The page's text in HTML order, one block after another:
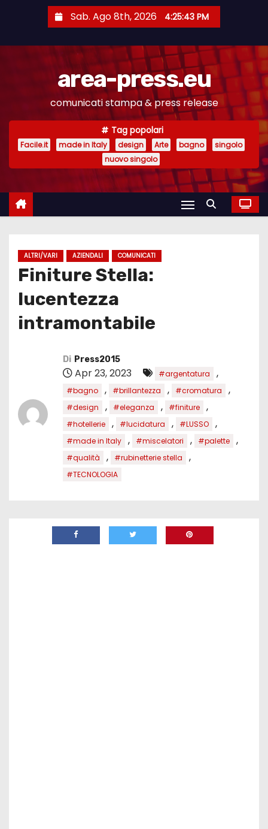
e
Sab. Ago 8th, 2026 4:25:43 PM
area-press.eu
comunicati stampa & press release
Tag popolari
Facile.it made in Italy design Arte bagno
singolo
nuovo singolo
ALTRI/VARI AZIENDALI COMUNICATI
Finiture Stella:
lucentezza
intramontabile
Di Press2015
Apr 23, 2023 #argentatura ,
#bagno , #brillantezza , #cromatura ,
#design , #eleganza , #finiture ,
#hotellerie , #lucidatura , #LUSSO ,
#made in Italy , #miscelatori , #palette ,
#qualità , #rubinetterie stella ,
#TECNOLOGIA